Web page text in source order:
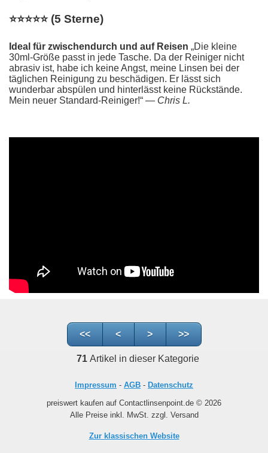
⭐⭐⭐⭐⭐ (5 Sterne)
Ideal für zwischendurch und auf Reisen „Die kleine
30ml-Größe passt in jede Tasche. Da der Reiniger nicht
abrasiv ist, habe ich keine Angst, meine Linsen bei der
täglichen Reinigung zu beschädigen. Er lässt sich
wunderbar abspülen und hinterlässt keine Rückstände.
Mein neuer Standard-Reiniger!“ — Chris L.
<< < > >>
71Artikel in dieser Kategorie
Impressum - AGB - Datenschutz
preiswert kaufen auf Contactlinsenpoint.de © 2026
Alle Preise inkl. MwSt. zzgl. Versand
Zur klassischen Website